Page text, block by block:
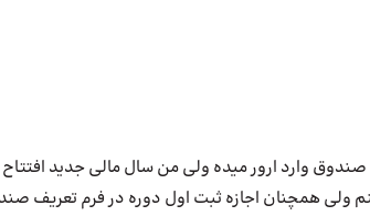
وارد ارور میده ولی من سال مالی جدید
ولی همچنان اجازه ثبت اول دوره در فرم تعریف